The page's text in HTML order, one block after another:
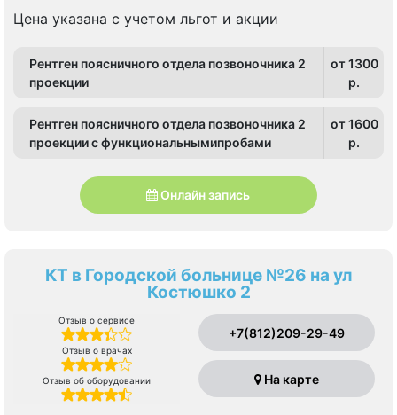
Цена указана с учетом льгот и акции
Рентген поясничного отдела позвоночника 2
проекции
от 1300
p.
Рентген поясничного отдела позвоночника 2
проекции с функциональнымипробами
от 1600
p.
Онлайн запись
КТ в Городской больнице №26 на ул
Костюшко 2
Отзыв о сервисе
Отзыв о врачах
Отзыв об оборудовании
+7(812)209-29-49
На карте